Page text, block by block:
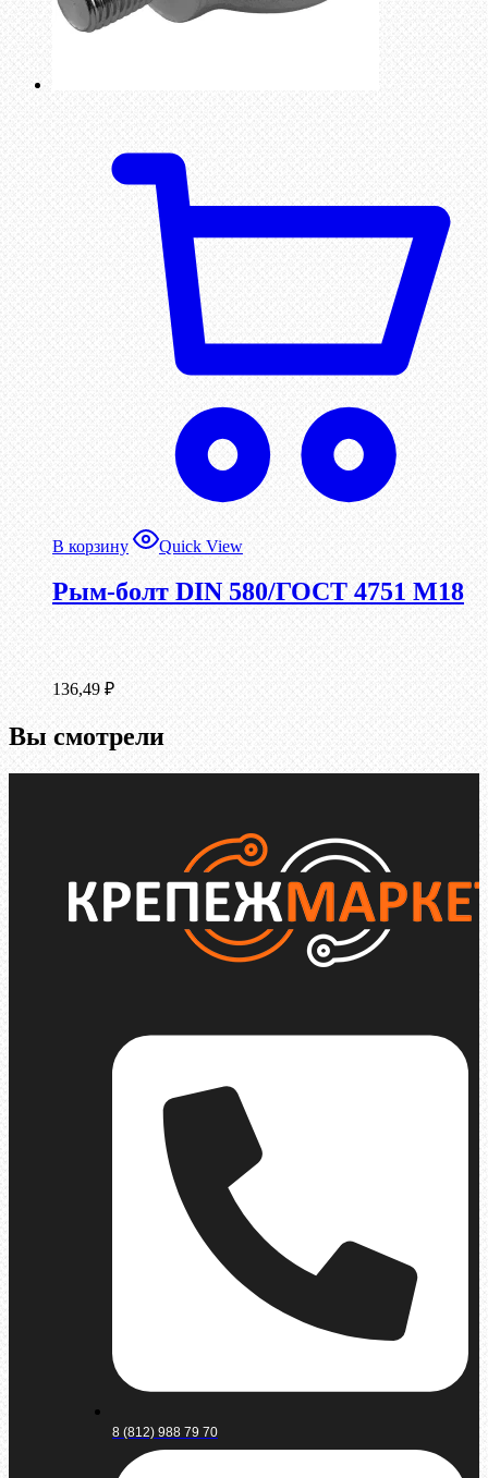
В корзину Quick View
Рым-болт DIN 580/ГОСТ 4751 М18
136,49 ₽
Вы смотрели
8 (812) 988 79 70